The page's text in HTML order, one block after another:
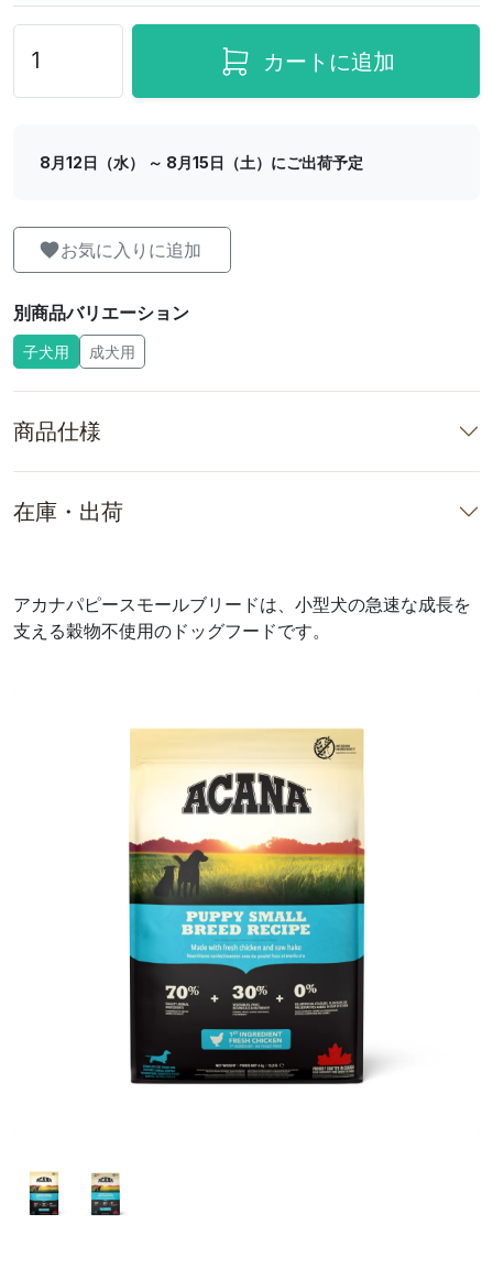
カートに追加
8月12日（水） ～ 8月15日（土）にご出荷予定
お気に入りに追加
別商品バリエーション
子犬用 成犬用
商品仕様
在庫・出荷
アカナパピースモールブリードは、小型犬の急速な成長を
支える穀物不使用のドッグフードです。